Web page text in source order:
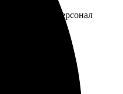
на месте, персонал